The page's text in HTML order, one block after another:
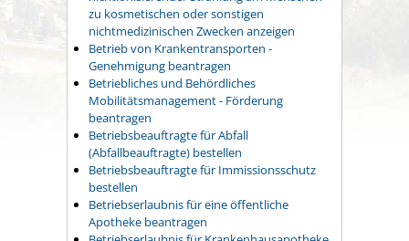
zu kosmetischen oder sonstigen
nichtmedizinischen Zwecken anzeigen
Betrieb von Krankentransporten -
Genehmigung beantragen
Betriebliches und Behördliches
Mobilitätsmanagement - Förderung
beantragen
Betriebsbeauftragte für Abfall
(Abfallbeauftragte) bestellen
Betriebsbeauftragte für Immissionsschutz
bestellen
Betriebserlaubnis für eine öffentliche
Apotheke beantragen